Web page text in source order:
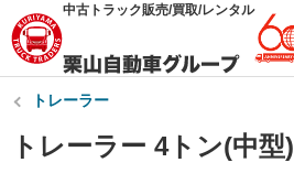
中古トラック販売/買取/レンタル
トレーラー
トレーラー 4トン(中型)